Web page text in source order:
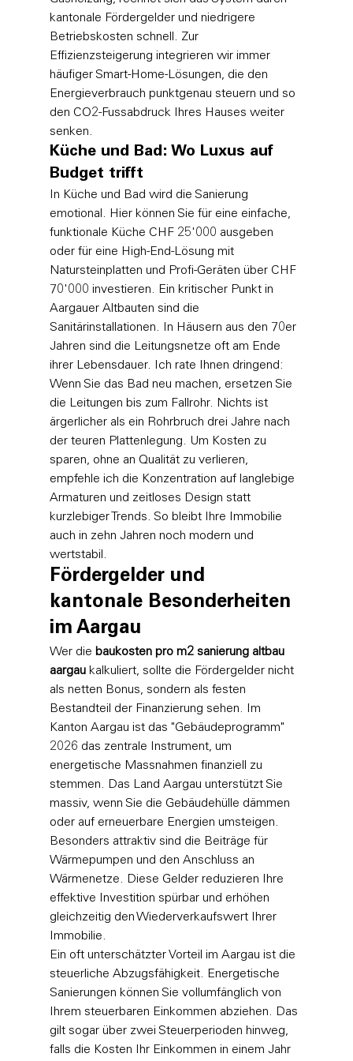
kantonale Fördergelder und niedrigere
Betriebskosten schnell. Zur
Effizienzsteigerung integrieren wir immer
häufiger Smart-Home-Lösungen, die den
Energieverbrauch punktgenau steuern und so
den CO2-Fussabdruck Ihres Hauses weiter
senken.
Küche und Bad: Wo Luxus auf
Budget trifft
In Küche und Bad wird die Sanierung
emotional. Hier können Sie für eine einfache,
funktionale Küche CHF 25'000 ausgeben
oder für eine High-End-Lösung mit
Natursteinplatten und Profi-Geräten über CHF
70'000 investieren. Ein kritischer Punkt in
Aargauer Altbauten sind die
Sanitärinstallationen. In Häusern aus den 70er
Jahren sind die Leitungsnetze oft am Ende
ihrer Lebensdauer. Ich rate Ihnen dringend:
Wenn Sie das Bad neu machen, ersetzen Sie
die Leitungen bis zum Fallrohr. Nichts ist
ärgerlicher als ein Rohrbruch drei Jahre nach
der teuren Plattenlegung. Um Kosten zu
sparen, ohne an Qualität zu verlieren,
empfehle ich die Konzentration auf langlebige
Armaturen und zeitloses Design statt
kurzlebiger Trends. So bleibt Ihre Immobilie
auch in zehn Jahren noch modern und
wertstabil.
Fördergelder und
kantonale Besonderheiten
im Aargau
Wer die baukosten pro m2 sanierung altbau
aargau kalkuliert, sollte die Fördergelder nicht
als netten Bonus, sondern als festen
Bestandteil der Finanzierung sehen. Im
Kanton Aargau ist das "Gebäudeprogramm"
2026 das zentrale Instrument, um
energetische Massnahmen finanziell zu
stemmen. Das Land Aargau unterstützt Sie
massiv, wenn Sie die Gebäudehülle dämmen
oder auf erneuerbare Energien umsteigen.
Besonders attraktiv sind die Beiträge für
Wärmepumpen und den Anschluss an
Wärmenetze. Diese Gelder reduzieren Ihre
effektive Investition spürbar und erhöhen
gleichzeitig den Wiederverkaufswert Ihrer
Immobilie.
Ein oft unterschätzter Vorteil im Aargau ist die
steuerliche Abzugsfähigkeit. Energetische
Sanierungen können Sie vollumfänglich von
Ihrem steuerbaren Einkommen abziehen. Das
gilt sogar über zwei Steuerperioden hinweg,
falls die Kosten Ihr Einkommen in einem Jahr